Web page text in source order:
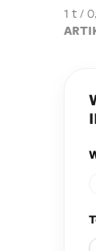
1 t /